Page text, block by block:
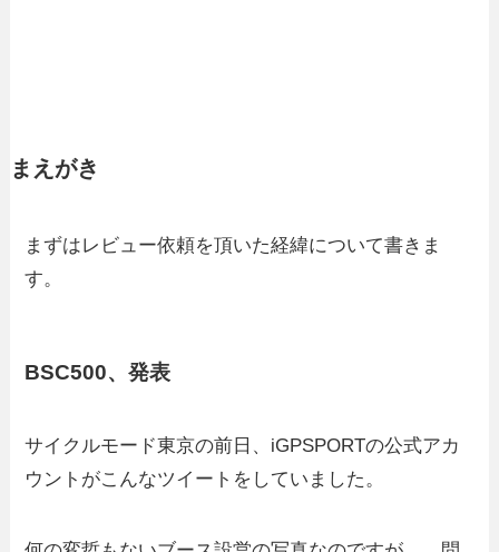
まえがき
まずはレビュー依頼を頂いた経緯について書きま
す。
BSC500、発表
サイクルモード東京の前日、iGPSPORTの公式アカ
ウントがこんなツイートをしていました。